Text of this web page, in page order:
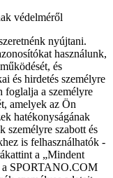
védelméről
nyújtani.
használunk,
és
és hirdetés személyre
foglalja a személyre
amelyek az Ön
hatékonyságának
személyre szabott és
is felhasználhatók -
a „Mindent
a SPORTANO.COM